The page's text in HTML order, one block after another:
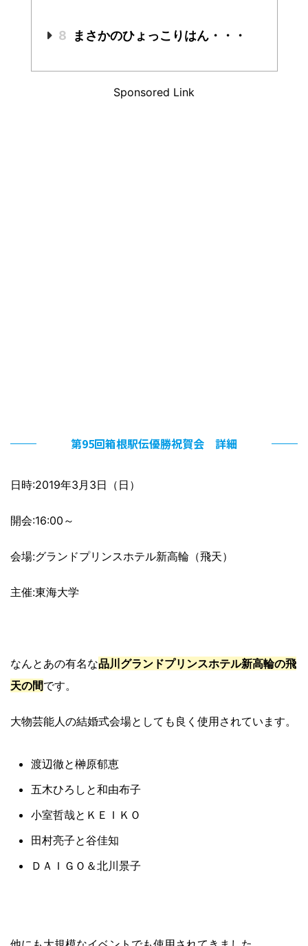
8 まさかのひょっこりはん・・・
Sponsored Link
第95回箱根駅伝優勝祝賀会 詳細
日時:2019年3月3日（日）
開会:16:00～
会場:グランドプリンスホテル新高輪（飛天）
主催:東海大学
なんとあの有名な品川グランドプリンスホテル新高輪の飛
天の間です。
大物芸能人の結婚式会場としても良く使用されています。
渡辺徹と榊原郁恵
五木ひろしと和由布子
小室哲哉とＫＥＩＫＯ
田村亮子と谷佳知
ＤＡＩＧＯ＆北川景子